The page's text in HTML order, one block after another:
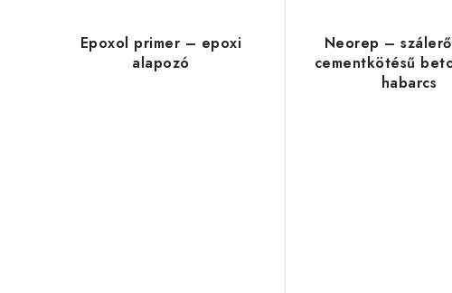
Epoxol primer – epoxi
alapozó
Neorep –
cementkötésű
habarcs